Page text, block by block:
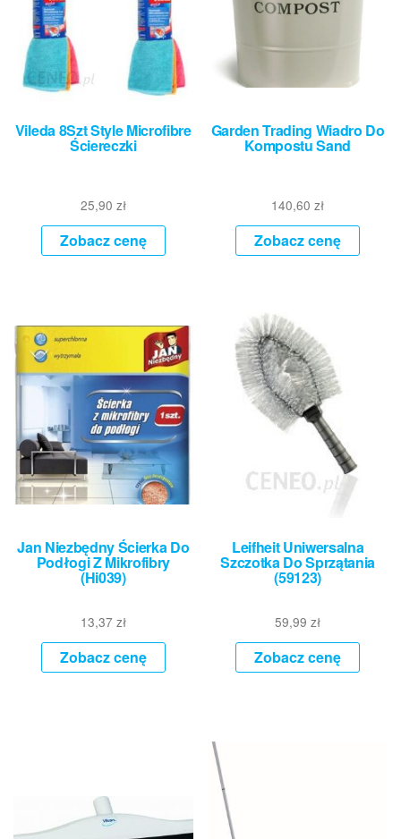
Vileda 8Szt Style Microfibre
Ściereczki
25,90 zł
Zobacz cenę
Garden Trading Wiadro Do
Kompostu Sand
140,60zł
Zobacz cenę
Jan Niezbędny Ścierka Do
Podłogi Z Mikrofibry
(Hi039)
13,37 zł
Zobacz cenę
Leifheit Uniwersalna
Szczotka Do Sprzątania
(59123)
59,99zł
Zobacz cenę